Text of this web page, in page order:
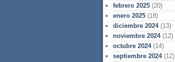
febrero 2025 (20)
enero 2025 (18)
diciembre 2024(13)
noviembre 2024(12)
octubre 2024(14)
septiembre 2024(12)